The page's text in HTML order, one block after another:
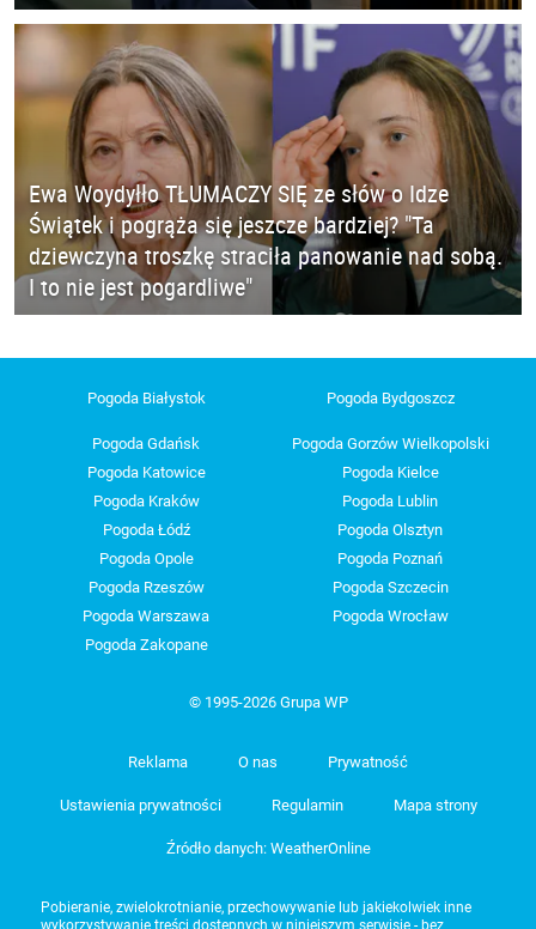
Ewa Woydyłło TŁUMACZY SIĘ ze słów o Idze
Świątek i pogrąża się jeszcze bardziej? "Ta
dziewczyna troszkę straciła panowanie nad sobą.
I to nie jest pogardliwe"
Pogoda Białystok Pogoda Bydgoszcz
Pogoda Gdańsk
Pogoda Gorzów Wielkopolski
Pogoda Katowice
Pogoda Kielce
Pogoda Kraków
Pogoda Lublin
Pogoda Łódź
Pogoda Olsztyn
Pogoda Opole
Pogoda Poznań
Pogoda Rzeszów
Pogoda Szczecin
Pogoda Warszawa
Pogoda Wrocław
Pogoda Zakopane
© 1995-2026 Grupa WP
Reklama O nas Prywatność
Ustawienia prywatności Regulamin Mapa strony
Źródło danych: WeatherOnline
Pobieranie, zwielokrotnianie, przechowywanie lub jakiekolwiek inne
wykorzystywanie treści dostępnych w niniejszym serwisie - bez